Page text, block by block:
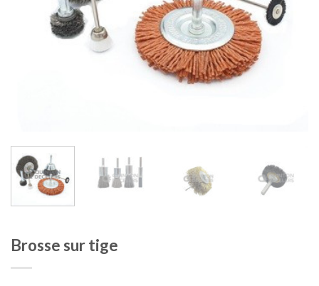
Brosse sur tige